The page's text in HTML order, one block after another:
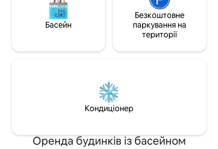
Басейн
Безкоштовне
паркування на
території
Кондиціонер
Оренда будинків із басейном